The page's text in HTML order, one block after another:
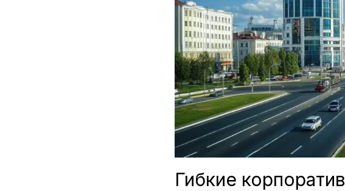
Гибкие